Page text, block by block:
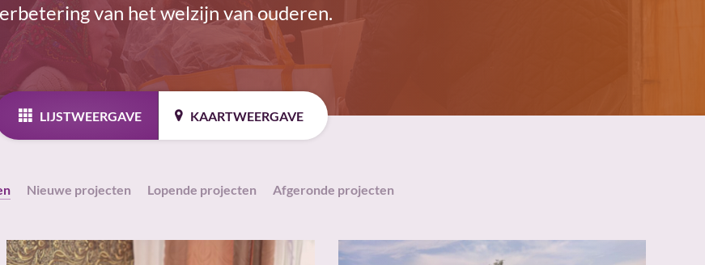
van het welzijn van ouderen.
LIJSTWEERGAVE KAARTWEERGAVE
Nieuwe projecten Lopende projecten Afgeronde projecten